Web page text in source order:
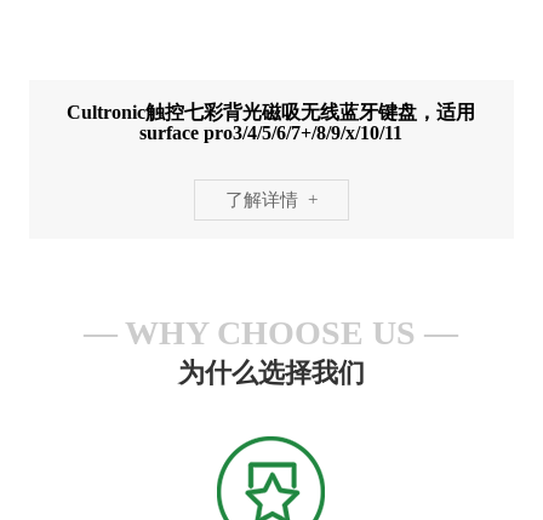
Cultronic触控七彩背光磁吸无线蓝牙键盘，适用
surface pro3/4/5/6/7+/8/9/x/10/11
了解详情 +
WHY CHOOSE US
为什么选择我们